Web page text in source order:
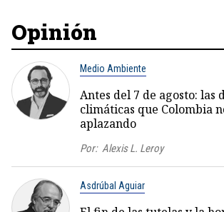
Opinión
Medio Ambiente
Antes del 7 de agosto: las
climáticas que Colombia
aplazando
Por: Alexis L. Leroy
Asdrúbal Aguiar